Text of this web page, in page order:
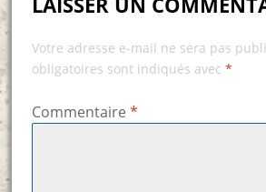
Votre adresse e-mail ne sera pas
obligatoires sont indiqués avec *
Commentaire *